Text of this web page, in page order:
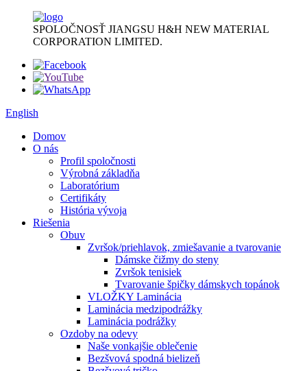
SPOLOČNOSŤ JIANGSU H&H NEW MATERIAL
CORPORATION LIMITED.
English
Domov
O nás
Profil spoločnosti
Výrobná základňa
Laboratórium
Certifikáty
História vývoja
Riešenia
Obuv
Zvršok/priehlavok, zmiešavanie a tvarovanie
Dámske čižmy do steny
Zvršok tenisiek
Tvarovanie špičky dámskych topánok
VLOŽKY Laminácia
Laminácia medzipodrážky
Laminácia podrážky
Ozdoby na odevy
Naše vonkajšie oblečenie
Bezšvová spodná bielizeň